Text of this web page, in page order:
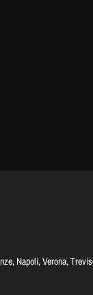
Napoli, Verona,